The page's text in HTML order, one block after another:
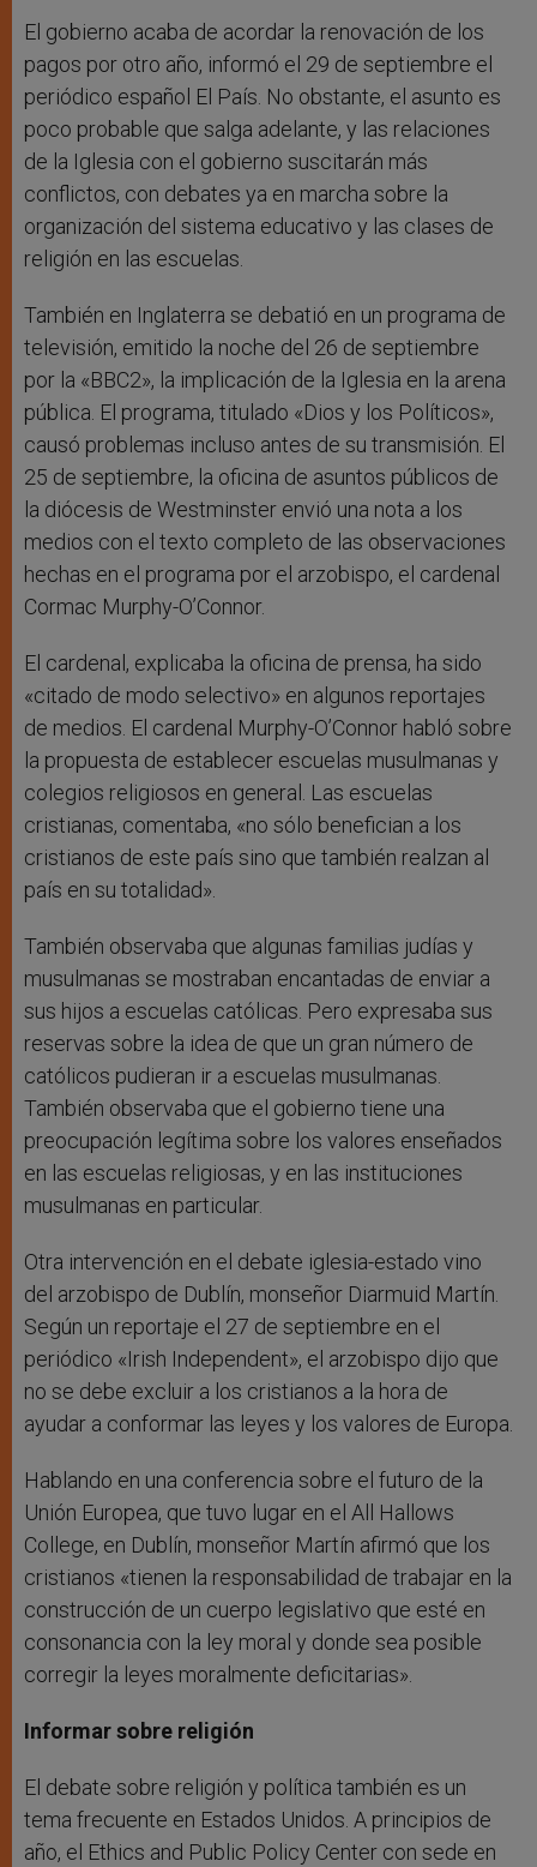
El gobierno acaba de acordar la renovación de los
pagos por otro año, informó el 29 de septiembre el
periódico español El País. No obstante, el asunto es
poco probable que salga adelante, y las relaciones
de la Iglesia con el gobierno suscitarán más
conflictos, con debates ya en marcha sobre la
organización del sistema educativo y las clases de
religión en las escuelas.
También en Inglaterra se debatió en un programa de
televisión, emitido la noche del 26 de septiembre
por la «BBC2», la implicación de la Iglesia en la arena
pública. El programa, titulado «Dios y los Políticos»,
causó problemas incluso antes de su transmisión. El
25 de septiembre, la oficina de asuntos públicos de
la diócesis de Westminster envió una nota a los
medios con el texto completo de las observaciones
hechas en el programa por el arzobispo, el cardenal
Cormac Murphy-O’Connor.
El cardenal, explicaba la oficina de prensa, ha sido
«citado de modo selectivo» en algunos reportajes
de medios. El cardenal Murphy-O’Connor habló sobre
la propuesta de establecer escuelas musulmanas y
colegios religiosos en general. Las escuelas
cristianas, comentaba, «no sólo benefician a los
cristianos de este país sino que también realzan al
país en su totalidad».
También observaba que algunas familias judías y
musulmanas se mostraban encantadas de enviar a
sus hijos a escuelas católicas. Pero expresaba sus
reservas sobre la idea de que un gran número de
católicos pudieran ir a escuelas musulmanas.
También observaba que el gobierno tiene una
preocupación legítima sobre los valores enseñados
en las escuelas religiosas, y en las instituciones
musulmanas en particular.
Otra intervención en el debate iglesia-estado vino
del arzobispo de Dublín, monseñor Diarmuid Martín.
Según un reportaje el 27 de septiembre en el
periódico «Irish Independent», el arzobispo dijo que
no se debe excluir a los cristianos a la hora de
ayudar a conformar las leyes y los valores de Europa.
Hablando en una conferencia sobre el futuro de la
Unión Europea, que tuvo lugar en el All Hallows
College, en Dublín, monseñor Martín afirmó que los
cristianos «tienen la responsabilidad de trabajar en la
construcción de un cuerpo legislativo que esté en
consonancia con la ley moral y donde sea posible
corregir la leyes moralmente deficitarias».
Informar sobre religión
El debate sobre religión y política también es un
tema frecuente en Estados Unidos. A principios de
año, el Ethics and Public Policy Center con sede en